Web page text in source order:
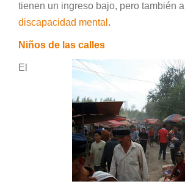
tienen un ingreso bajo, pero también
discapacidad mental .
Niños de las calles
El